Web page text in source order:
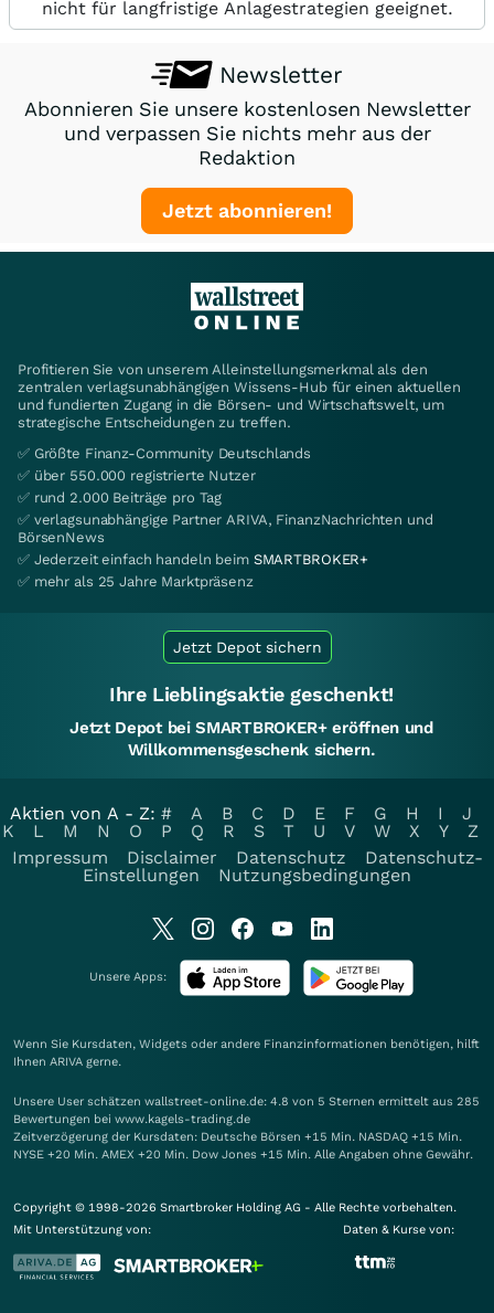
nicht für langfristige Anlagestrategien geeignet.
Newsletter
Abonnieren Sie unsere kostenlosen Newsletter
und verpassen Sie nichts mehr aus der
Redaktion
Jetzt abonnieren!
Profitieren Sie von unserem Alleinstellungsmerkmal als den
zentralen verlagsunabhängigen Wissens-Hub für einen aktuellen
und fundierten Zugang in die Börsen- und Wirtschaftswelt, um
strategische Entscheidungen zu treffen.
✅ Größte Finanz-Community Deutschlands
✅ über 550.000 registrierte Nutzer
✅ rund 2.000 Beiträge pro Tag
✅ verlagsunabhängige Partner ARIVA, FinanzNachrichten und
BörsenNews
✅ Jederzeit einfach handeln beim SMARTBROKER+
✅ mehr als 25 Jahre Marktpräsenz
Jetzt Depot sichern
Ihre Lieblingsaktie geschenkt!
Jetzt Depot bei SMARTBROKER+ eröffnen und
Willkommensgeschenk sichern.
Aktien von A - Z: # A B C D E F G H I
J
K
L M N O P Q R S T U V W X Y
Z
Impressum
Disclaimer Datenschutz
Datenschutz-
Einstellungen
Nutzungsbedingungen
Unsere Apps:
Wenn Sie Kursdaten, Widgets oder andere Finanzinformationen benötigen, hilft
Ihnen ARIVA gerne.
Unsere User schätzen wallstreet-online.de: 4.8 von 5 Sternen ermittelt aus 285
Bewertungen bei www.kagels-trading.de
Zeitverzögerung der Kursdaten: Deutsche Börsen +15 Min. NASDAQ +15 Min.
NYSE +20 Min. AMEX +20 Min. Dow Jones +15 Min. Alle Angaben ohne Gewähr.
Copyright © 1998-2026 Smartbroker Holding AG - Alle Rechte vorbehalten.
Mit Unterstützung von:
Daten & Kurse von: